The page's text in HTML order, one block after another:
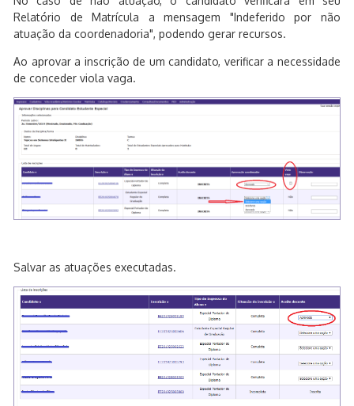
Relatório de Matrícula a mensagem "Indeferido por não
atuação da coordenadoria", podendo gerar recursos.
Ao aprovar a inscrição de um candidato, verificar a necessidade
de conceder viola vaga.
Salvar as atuações executadas.